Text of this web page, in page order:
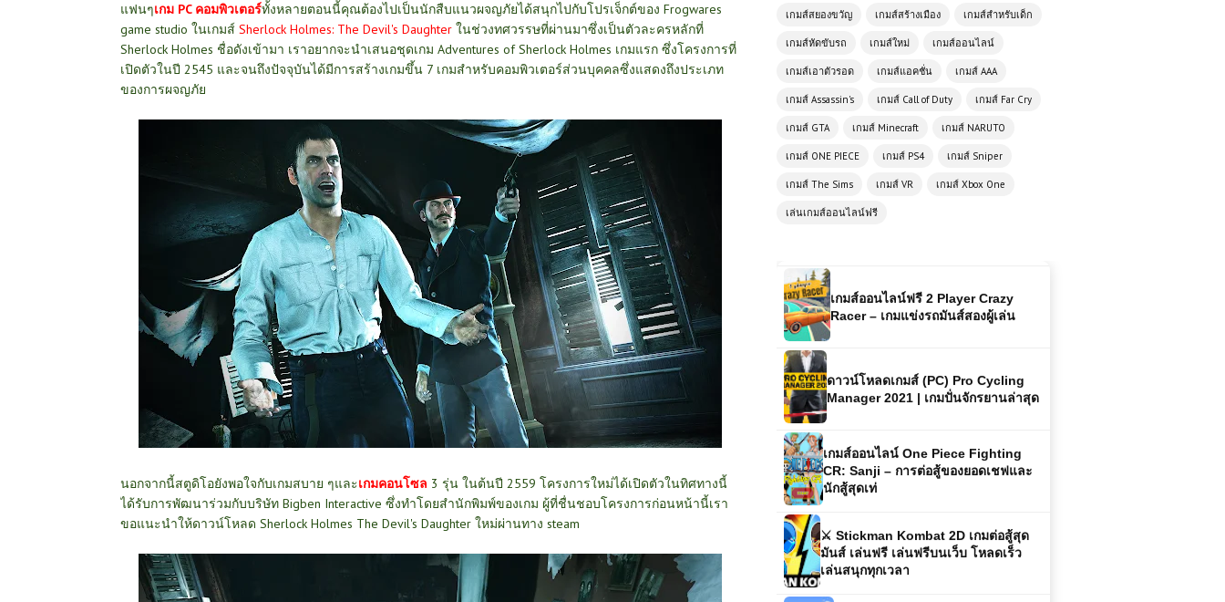
แฟนๆเกม PC คอมพิวเตอร์ทั้งหลายตอนนี้คุณต้องไปเป็นนักสืบแนวผจญภัยได้สนุกไปกับโปรเจ็กต์ของ Frogwares
game studio ในเกมส์ Sherlock Holmes: The Devil's Daughter ในช่วงทศวรรษที่ผ่านมาซึ่งเป็นตัวละครหลักที่
Sherlock Holmes ชื่อดังเข้ามา เราอยากจะนำเสนอชุดเกม Adventures of Sherlock Holmes เกมแรก ซึ่งโครงการที่
เปิดตัวในปี 2545 และจนถึงปัจจุบันได้มีการสร้างเกมขึ้น 7 เกมสำหรับคอมพิวเตอร์ส่วนบุคคลซึ่งแสดงถึงประเภท
ของการผจญภัย
นอกจากนี้สตูดิโอยังพอใจกับเกมสบาย ๆและเกมคอนโซล 3 รุ่น ในต้นปี 2559 โครงการใหม่ได้เปิดตัวในทิศทางนี้
ได้รับการพัฒนาร่วมกับบริษัท Bigben Interactive ซึ่งทำโดยสำนักพิมพ์ของเกม ผู้ที่ชื่นชอบโครงการก่อนหน้านี้เรา
ขอแนะนำให้ดาวน์โหลด Sherlock Holmes The Devil's Daughter ใหม่ผ่านทาง steam
เกมส์สยองขวัญ เกมส์สร้างเมือง เกมส์สำหรับเด็ก
เกมส์หัดขับรถ เกมส์ใหม่ เกมส์ออนไลน์
เกมส์เอาตัวรอด เกมส์แอคชั่น เกมส์ AAA
เกมส์ Assassin's เกมส์ Call of Duty เกมส์ Far Cry
เกมส์ GTA เกมส์ Minecraft เกมส์ NARUTO
เกมส์ ONE PIECE เกมส์ PS4 เกมส์ Sniper
เกมส์ The Sims เกมส์ VR เกมส์ Xbox One
เล่นเกมส์ออนไลน์ฟรี
เกมออนไลน์ฟรี Drift Rider เกมแข่งรถ
Solitaire เกมไพ่ท้าทายสมองที่คุณไม่
ควรพลาด
เกมออนไลน์ One Piece vs CR: Zoro
เกมส์ออนไลน์ฟรี 2 Player Crazy
Racer – เกมแข่งรถมันส์สองผู้เล่น
ดาวน์โหลดเกมส์ (PC) Pro Cycling
Manager 2021 | เกมปั่นจักรยานล่าสุด
เกมส์ออนไลน์ One Piece Fighting
CR: Sanji – การต่อสู้ของยอดเชฟและ
นักสู้สุดเท่
⚔️ Stickman Kombat 2D เกมต่อสู้สุด
มันส์ เล่นฟรี เล่นฟรีบนเว็บ โหลดเร็ว
เล่นสนุกทุกเวลา